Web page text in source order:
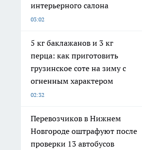
интерьерного салона
03:02
5 кг баклажанов и 3 кг
перца: как приготовить
грузинское соте на зиму с
огненным характером
02:32
Перевозчиков в Нижнем
Новгороде оштрафуют после
проверки 13 автобусов